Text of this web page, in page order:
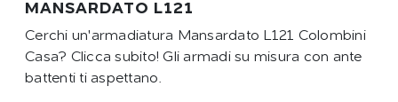
MANSARDATO L121
Cerchi un'armadiatura Mansardato L121 Colombini
Casa? Clicca subito! Gli armadi su misura con ante
battenti ti aspettano.